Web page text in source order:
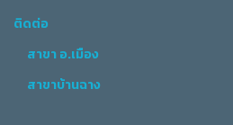
ติดต่อ
สาขา อ.เมือง
สาขาบ้านฉาง